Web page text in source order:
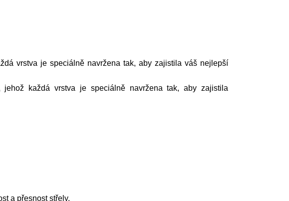
vrstva je speciálně navržena tak, aby zajistila váš nejlepší
jehož každá vrstva je speciálně navržena tak, aby zajistila
a přesnost střely.